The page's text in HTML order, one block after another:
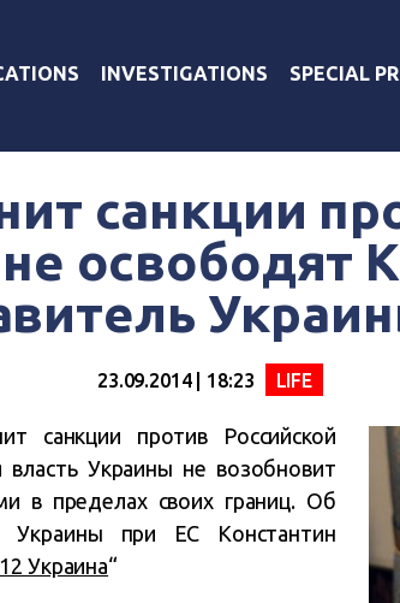
INVESTIGATIONS SPECIAL
санкции
освободят
23.09.2014 | 18:23 LIFE
санкции против Российской
Украины не возобновит
в пределах своих границ. Об
Украины при ЕС Константин
Украина“